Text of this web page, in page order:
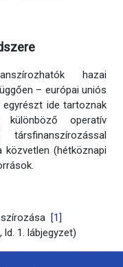
hazai
– európai uniós
ide tartoznak
operatív
közvetlen (hétköznapi
[1]
1. lábjegyzet)